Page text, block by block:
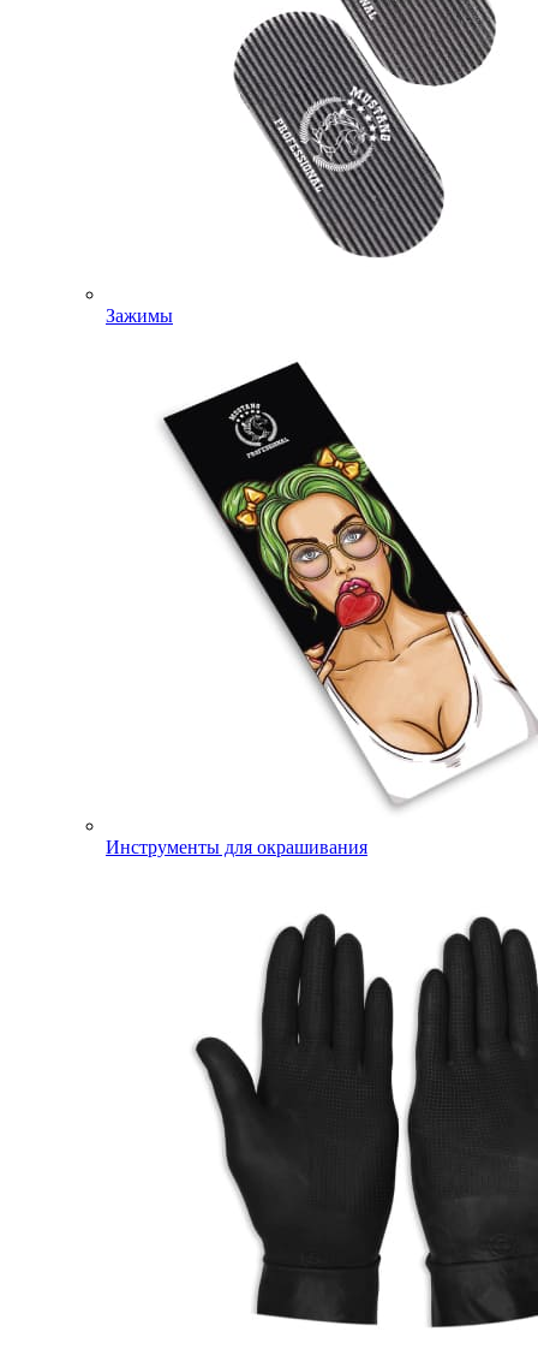
Зажимы
Инструменты для окрашивания